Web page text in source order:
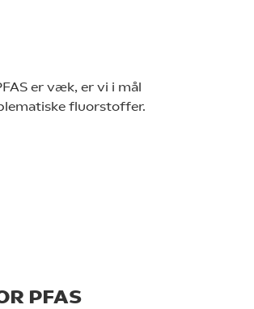
er væk, er vi i mål
fluorstoffer.
PFAS